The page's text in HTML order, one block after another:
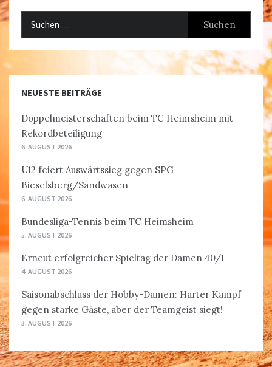
NEUESTE BEITRÄGE
Doppelmeisterschaften beim TC Heimsheim mit
Rekordbeteiligung
6. AUGUST 2026
U12 feiert Auswärtssieg gegen SPG
Bieselsberg/Sandwasen
6. AUGUST 2026
Bundesliga-Tennis beim TC Heimsheim
5. AUGUST 2026
Erneut erfolgreicher Spieltag der Damen 40/1
4. AUGUST 2026
Saisonabschluss der Hobby-Damen: Harter Kampf
gegen starke Gäste, aber der Teamgeist siegt!
3. AUGUST 2026